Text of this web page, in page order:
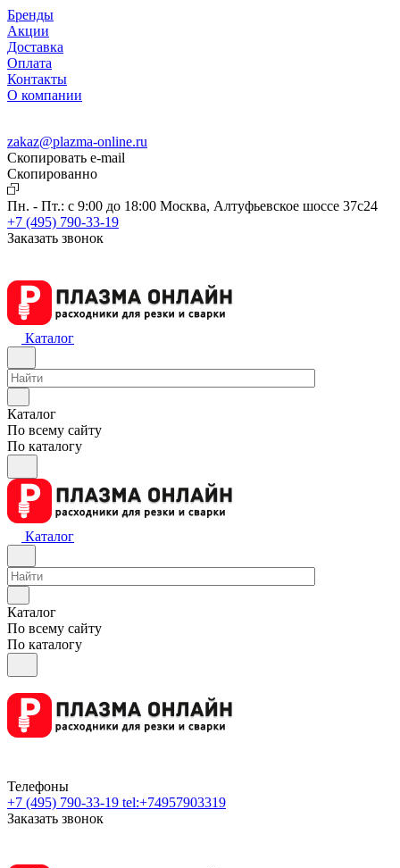
Бренды
Акции
Доставка
Оплата
Контакты
О компании
zakaz@plazma-online.ru
Скопировать e-mail
Cкопированно
Пн. - Пт.: с 9:00 до 18:00 Москва, Алтуфьевское шоссе 37с24
+7 (495) 790-33-19
Заказать звонок
Каталог
Каталог
По всему сайту
По каталогу
Каталог
Каталог
По всему сайту
По каталогу
Телефоны
+7 (495) 790-33-19 tel:+74957903319
Заказать звонок